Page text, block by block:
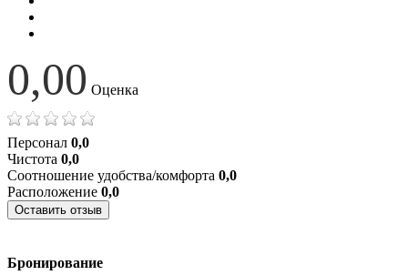
0,00 Оценка
Персонал 0,0
Чистота 0,0
Соотношение удобства/комфорта 0,0
Расположение 0,0
Оставить отзыв
Бронирование